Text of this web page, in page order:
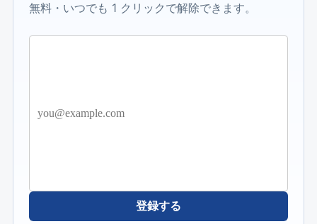
無料・いつでも 1 クリックで解除できます。
登録する